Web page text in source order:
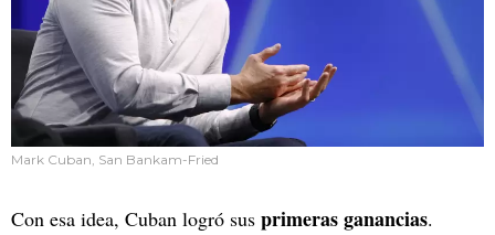
Mark Cuban, San Bankam-Fried
Con esa idea, Cuban logró sus primeras ganancias.